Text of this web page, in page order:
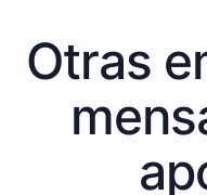
Otras